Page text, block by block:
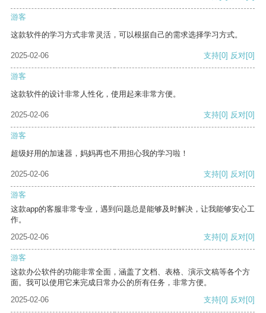
游客
这款软件的学习方式非常灵活，可以根据自己的需求选择学习方式。
2025-02-06 支持[0] 反对[0]
游客
这款软件的设计非常人性化，使用起来非常方便。
2025-02-06 支持[0] 反对[0]
游客
超级好用的加速器，妈妈再也不用担心我的学习啦！
2025-02-06 支持[0] 反对[0]
游客
这款app的客服非常专业，遇到问题总是能够及时解决，让我能够安心工
作。
2025-02-06
支持[0] 反对[0]
游客
这款办公软件的功能非常全面，涵盖了文档、表格、演示文稿等各个方
面。我可以使用它来完成日常办公的所有任务，非常方便。
2025-02-06
支持[0] 反对[0]